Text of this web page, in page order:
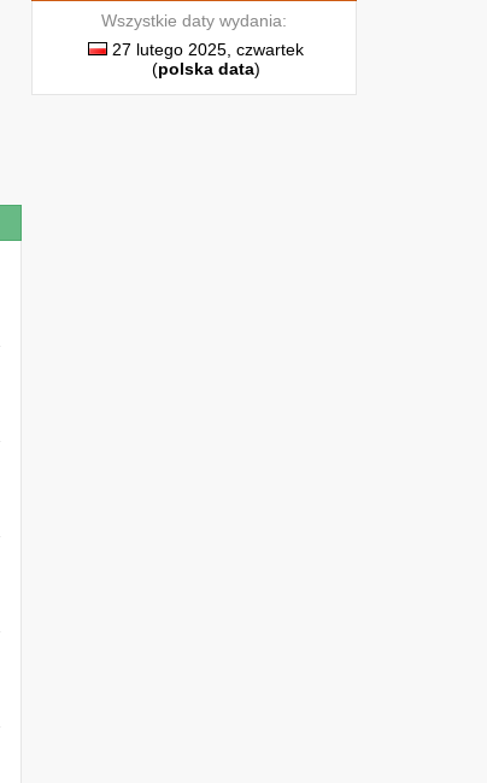
Wszystkie daty wydania:
27 lutego 2025, czwartek
(polska data)